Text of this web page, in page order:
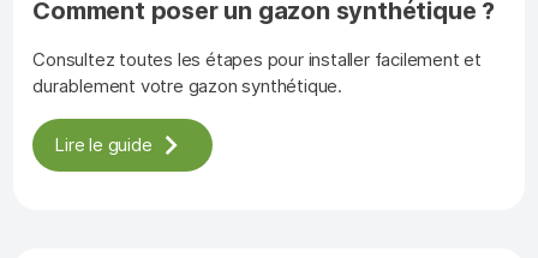
Comment poser un gazon synthétique ?
Consultez toutes les étapes pour installer facilement et
durablement votre gazon synthétique.
Lire le guide